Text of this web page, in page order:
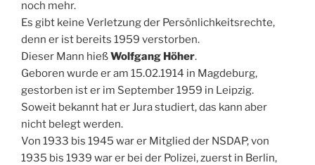
noch mehr.
Es gibt keine Verletzung der Persönlichkeitsrechte,
denn er ist bereits 1959 verstorben.
Dieser Mann hießWolfgang Höher.
Geboren wurde er am 15.02.1914 in Magdeburg,
gestorben ist er im September 1959 in Leipzig.
Soweit bekannt hat er Jura studiert, das kann aber
nicht belegt werden.
Von 1933 bis 1945 war er Mitglied der NSDAP, von
1935 bis 1939 war er bei der Polizei, zuerst in Berlin,